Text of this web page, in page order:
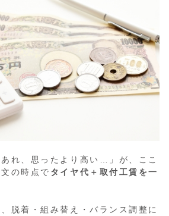
れ、思ったより高い…」が、ここ
の時点で タイヤ代＋取付工賃を一
脱着・組み替え・バランス調整に